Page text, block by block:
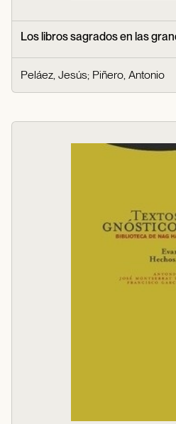
Los libros sagrados en las
Peláez, Jesús; Piñero, Antonio